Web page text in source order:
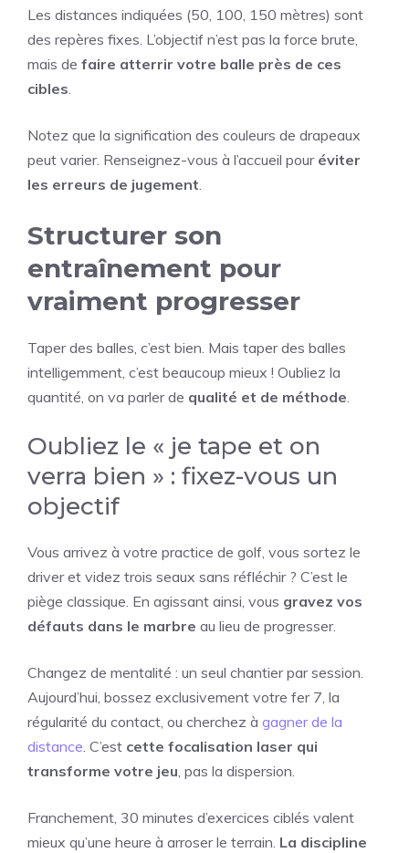
Les distances indiquées (50, 100, 150 mètres) sont
des repères fixes. L’objectif n’est pas la force brute,
mais de faire atterrir votre balle près de ces
cibles.
Notez que la signification des couleurs de drapeaux
peut varier. Renseignez-vous à l’accueil pour éviter
les erreurs de jugement.
Structurer son
entraînement pour
vraiment progresser
Taper des balles, c’est bien. Mais taper des balles
intelligemment, c’est beaucoup mieux ! Oubliez la
quantité, on va parler de qualité et de méthode.
Oubliez le « je tape et on
verra bien » : fixez-vous un
objectif
Vous arrivez à votre practice de golf, vous sortez le
driver et videz trois seaux sans réfléchir ? C’est le
piège classique. En agissant ainsi, vous gravez vos
défauts dans le marbre au lieu de progresser.
Changez de mentalité : un seul chantier par session.
Aujourd’hui, bossez exclusivement votre fer 7, la
régularité du contact, ou cherchez à gagner de la
distance. C’est cette focalisation laser qui
transforme votre jeu, pas la dispersion.
Franchement, 30 minutes d’exercices ciblés valent
mieux qu’une heure à arroser le terrain. La discipline